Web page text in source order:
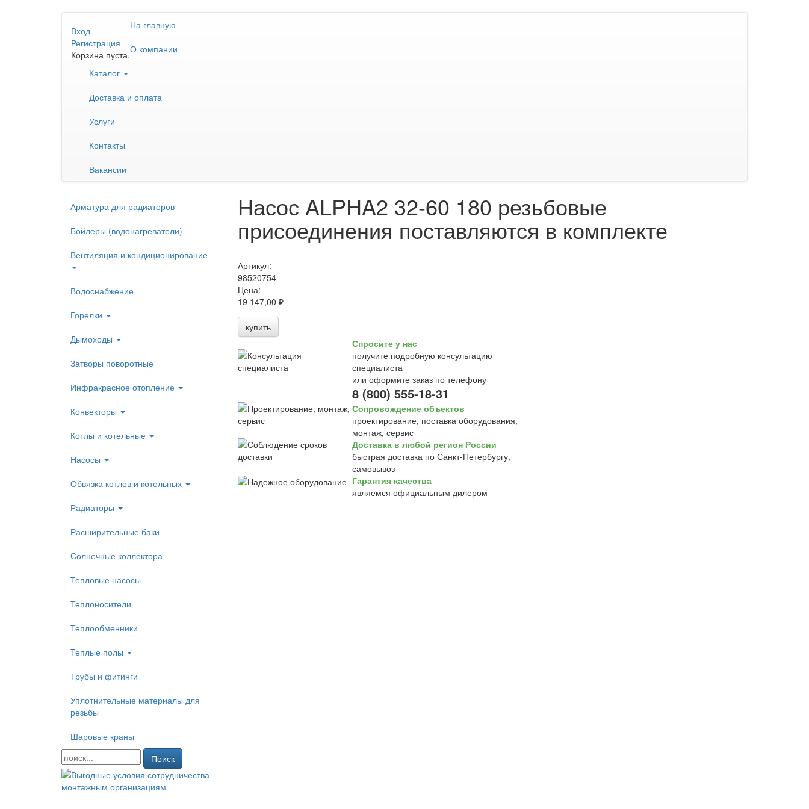
Вход
Регистрация
Корзина пуста.
На главную
О компании
Каталог
Доставка и оплата
Услуги
Контакты
Вакансии
Арматура для радиаторов
Бойлеры (водонагреватели)
Вентиляция и кондиционирование
Водоснабжение
Горелки
Дымоходы
Затворы поворотные
Инфракрасное отопление
Конвекторы
Котлы и котельные
Насосы
Обвязка котлов и котельных
Радиаторы
Расширительные баки
Солнечные коллектора
Тепловые насосы
Теплоносители
Теплообменники
Теплые полы
Трубы и фитинги
Уплотнительные материалы для
резьбы
Шаровые краны
Поиск
Насос ALPHA2 32-60 180 резьбовые
присоединения поставляются в комплекте
Артикул:
98520754
Цена:
19 147,00 ₽
купить
Спросите у нас
получите подробную консультацию
специалиста
или оформите заказ по телефону
8 (800) 555-18-31
Сопровождение объектов
проектирование, поставка оборудования,
монтаж, сервис
Доставка в любой регион России
быстрая доставка по Санкт-Петербургу,
самовывоз
Гарантия качества
являемся официальным дилером